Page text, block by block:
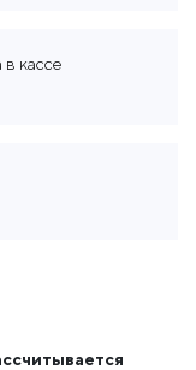
кассе